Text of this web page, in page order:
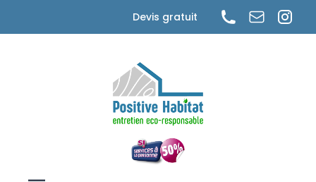
Devis gratuit